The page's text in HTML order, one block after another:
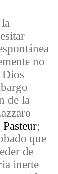
no
Dios
de la
;
que
de
inerte